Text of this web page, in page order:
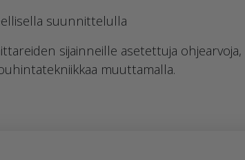
suunnittelulla
sijainneille asetettuja ohjearvoja,
muuttamalla.